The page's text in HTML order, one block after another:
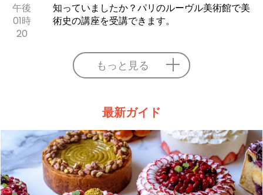
午後
01時
20
知っていましたか？パリのルーヴル美術館で美
術史の講座を受講できます。
もっと見る
最新ガイド